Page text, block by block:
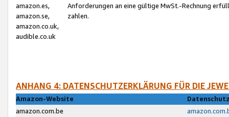
amazon.es,
amazon.se,
amazon.co.uk,
audible.co.uk
Anforderungen an eine gültige MwSt.-Rechnung
zahlen.
ANHANG 4: DATENSCHUTZERKLÄRUNG FÜR DIE
Amazon-Website
amazon.com.be